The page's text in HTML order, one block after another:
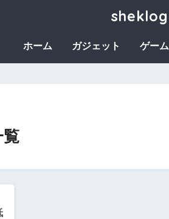
sheklog
ホーム ガジェット ゲーム
覧